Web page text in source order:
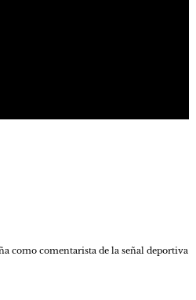
como comentarista de la señal deportiva